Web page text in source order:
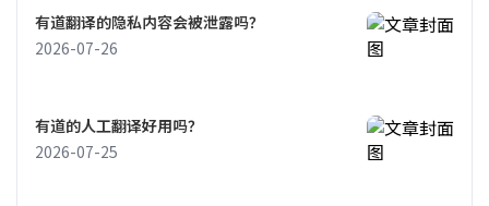
有道翻译的隐私内容会被泄露吗？
2026-07-26
有道的人工翻译好用吗？
2026-07-25